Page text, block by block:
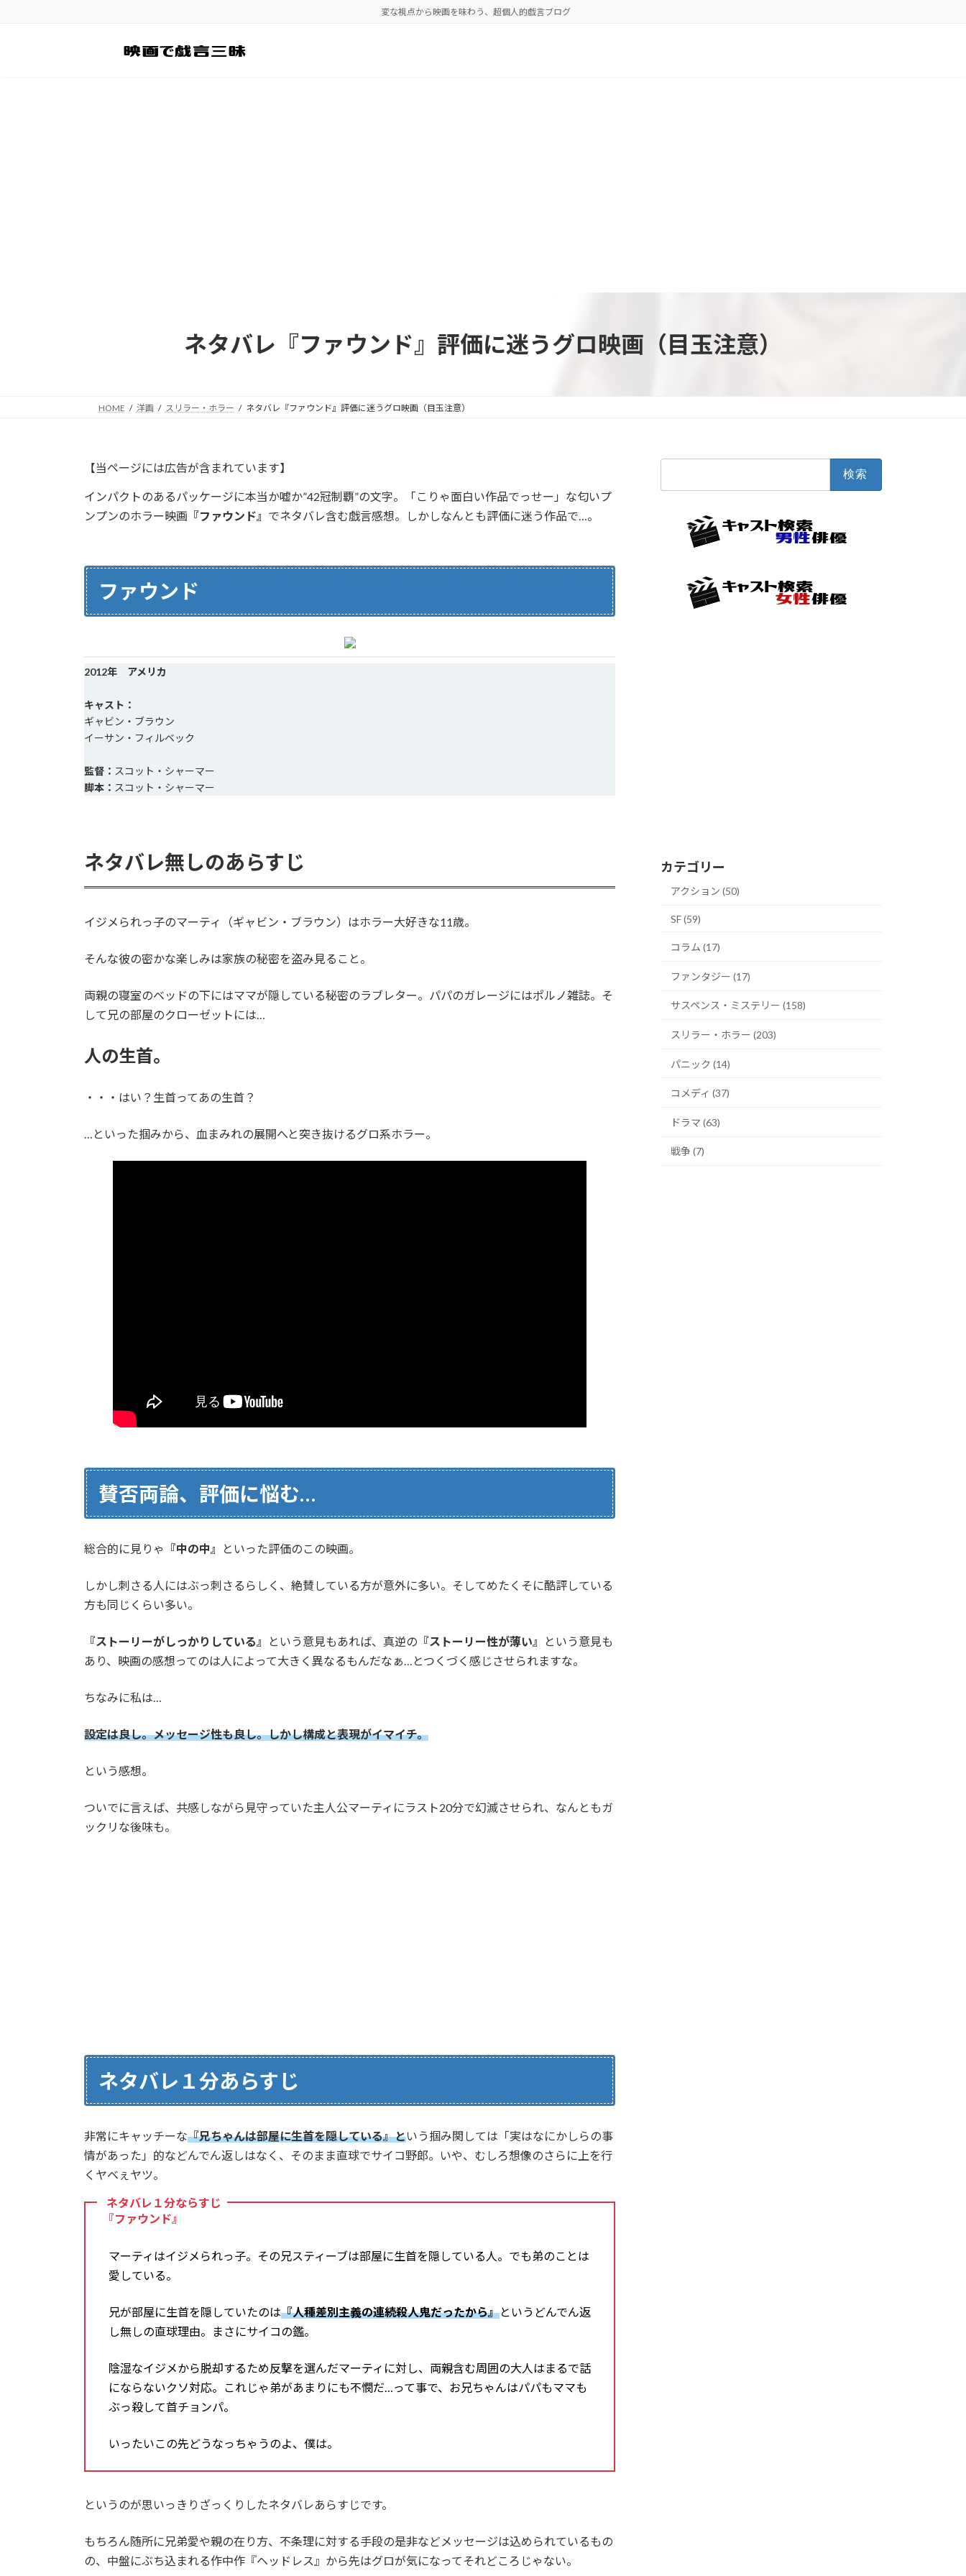
変な視点から映画を味わう、超個人的戯言ブログ
ネタバレ『ファウンド』評価に迷うグロ映画（目玉注意）
HOME 洋画 スリラー・ホラー ネタバレ『ファウンド』評価に迷うグロ映画（目玉注意）
【当ページには広告が含まれています】
インパクトのあるパッケージに本当か嘘か”42冠制覇”の文字。「こりゃ面白い作品でっせー」な匂いプ
ンプンのホラー映画 『ファウンド』 でネタバレ含む戯言感想。しかしなんとも評価に迷う作品で…。
ファウンド
2012年 アメリカ
キャスト：
ギャビン・ブラウン
イーサン・フィルベック
監督： スコット・シャーマー
脚本： スコット・シャーマー
ネタバレ無しのあらすじ
イジメられっ子のマーティ（ギャビン・ブラウン）はホラー大好きな11歳。
そんな彼の密かな楽しみは家族の秘密を盗み見ること。
両親の寝室のベッドの下にはママが隠している秘密のラブレター。パパのガレージにはポルノ雑誌。そ
して兄の部屋のクローゼットには…
人の生首。
・・・はい？生首ってあの生首？
…といった掴みから、血まみれの展開へと突き抜けるグロ系ホラー。
賛否両論、評価に悩む…
総合的に見りゃ 『中の中』 といった評価のこの映画。
しかし刺さる人にはぶっ刺さるらしく、絶賛している方が意外に多い。そしてめたくそに酷評している
方も同じくらい多い。
『ストーリーがしっかりしている』 という意見もあれば、真逆の 『ストーリー性が薄い』
という意見も
あり、映画の感想ってのは人によって大きく異なるもんだなぁ…とつくづく感じさせられますな。
ちなみに私は…
設定は良し。メッセージ性も良し。しかし構成と表現がイマイチ。
という感想。
ついでに言えば、共感しながら見守っていた主人公マーティにラスト20分で幻滅させられ、なんともガ
ックリな後味も。
ネタバレ１分あらすじ
非常にキャッチーな『兄ちゃんは部屋に生首を隠している』という掴み関しては「実はなにかしらの事
情があった」的などんでん返しはなく、そのまま直球でサイコ野郎。いや、むしろ想像のさらに上を行
くヤベぇヤツ。
ネタバレ１分ならすじ
『ファウンド』
マーティはイジメられっ子。その兄スティーブは部屋に生首を隠している人。でも弟のことは
愛している。
兄が部屋に生首を隠していたのは『人種差別主義の連続殺人鬼だったから』というどんでん返
し無しの直球理由。まさにサイコの鑑。
陰湿なイジメから脱却するため反撃を選んだマーティに対し、両親含む周囲の大人はまるで話
にならないクソ対応。これじゃ弟があまりにも不憫だ…って事で、お兄ちゃんはパパもママも
ぶっ殺して首チョンパ。
いったいこの先どうなっちゃうのよ、僕は。
というのが思いっきりざっくりしたネタバレあらすじです。
もちろん随所に兄弟愛や親の在り方、不条理に対する手段の是非などメッセージは込められているもの
の、中盤にぶち込まれる作中作『ヘッドレス』から先はグロが気になってそれどころじゃない。
カテゴリー
アクション (50)
SF (59)
コラム (17)
ファンタジー (17)
サスペンス・ミステリー (158)
スリラー・ホラー (203)
パニック (14)
コメディ (37)
ドラマ (63)
戦争 (7)